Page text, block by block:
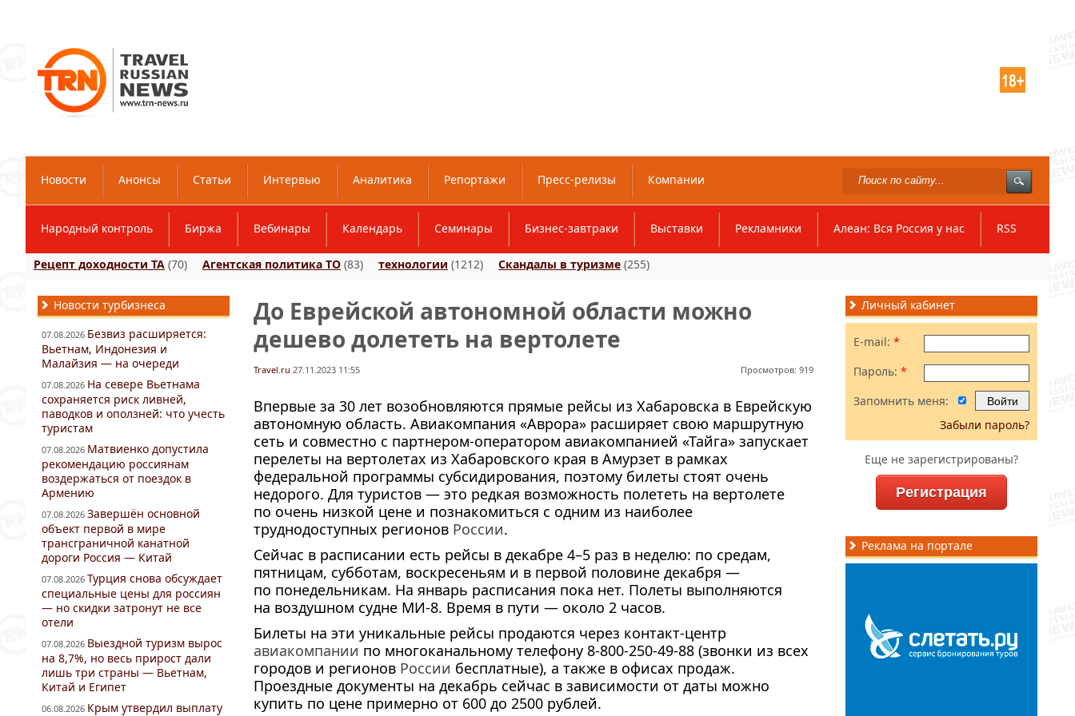
Новости Анонсы Статьи Интервью Аналитика Репортажи Пресс-релизы Компании
Народный контроль Биржа Вебинары Календарь Семинары Бизнес-завтраки Выставки Рекламники Алеан: Вся Россия у нас RSS
Рецепт доходности ТА (70) Агентская политика ТО (83) технологии (1212) Скандалы в туризме (255)
До Еврейской автономной области можно
дешево долететь на вертолете
Travel.ru 27.11.2023 11:55 Просмотров: 919
Впервые за 30 лет возобновляются прямые рейсы из Хабаровска в Еврейскую
автономную область. Авиакомпания «Аврора» расширяет свою маршрутную
сеть и совместно с партнером-оператором авиакомпанией «Тайга» запускает
перелеты на вертолетах из Хабаровского края в Амурзет в рамках
федеральной программы субсидирования, поэтому билеты стоят очень
недорого. Для туристов — это редкая возможность полететь на вертолете
по очень низкой цене и познакомиться с одним из наиболее
труднодоступных регионов России.
Сейчас в расписании есть рейсы в декабре 4–5 раз в неделю: по средам,
пятницам, субботам, воскресеньям и в первой половине декабря —
по понедельникам. На январь расписания пока нет. Полеты выполняются
на воздушном судне МИ-8. Время в пути — около 2 часов.
Билеты на эти уникальные рейсы продаются через контакт-центр
авиакомпании по многоканальному телефону 8-800-250-49-88 (звонки из всех
городов и регионов России бесплатные), а также в офисах продаж.
Проездные документы на декабрь сейчас в зависимости от даты можно
купить по цене примерно от 600 до 2500 рублей.
Новости турбизнеса
07.08.2026 Безвиз расширяется:
Вьетнам, Индонезия и
Малайзия — на очереди
07.08.2026 На севере Вьетнама
сохраняется риск ливней,
паводков и оползней: что учесть
туристам
07.08.2026 Матвиенко допустила
рекомендацию россиянам
воздержаться от поездок в
Армению
07.08.2026 Завершён основной
объект первой в мире
трансграничной канатной
дороги Россия — Китай
07.08.2026 Турция снова обсуждает
специальные цены для россиян
— но скидки затронут не все
отели
07.08.2026 Выездной туризм вырос
на 8,7%, но весь прирост дали
лишь три страны — Вьетнам,
Китай и Египет
06.08.2026 Крым утвердил выплату
Личный кабинет
E-mail: *
Пароль: *
Запомнить меня:
Забыли пароль?
Еще не зарегистрированы?
Регистрация
Реклама на портале